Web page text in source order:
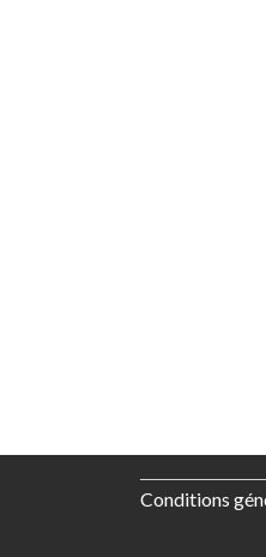
Conditions